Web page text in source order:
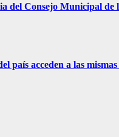
del Consejo Municipal de
país acceden a las